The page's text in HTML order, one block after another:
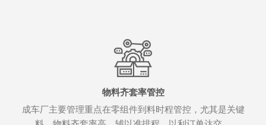
物料齐套率管控
成车厂主要管理重点在零组件到料时程管控，尤其是关键